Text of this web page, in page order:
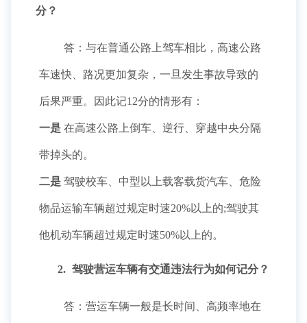
分？
答：与在普通公路上驾车相比，高速公路
车速快、路况更加复杂，一旦发生事故导致的
后果严重。因此记12分的情形有：
一是 在高速公路上倒车、逆行、穿越中央分隔
带掉头的。
二是 驾驶校车、中型以上载客载货汽车、危险
物品运输车辆超过规定时速20%以上的;驾驶其
他机动车辆超过规定时速50%以上的。
2. 驾驶营运车辆有交通违法行为如何记分？
答：营运车辆一般是长时间、高频率地在